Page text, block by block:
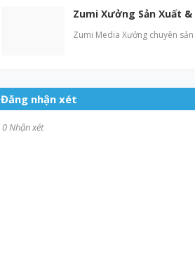
Zumi Xưởng Sản Xuất
Zumi Media Xưởng chuyên
Đăng nhận xét
0 Nhận xét